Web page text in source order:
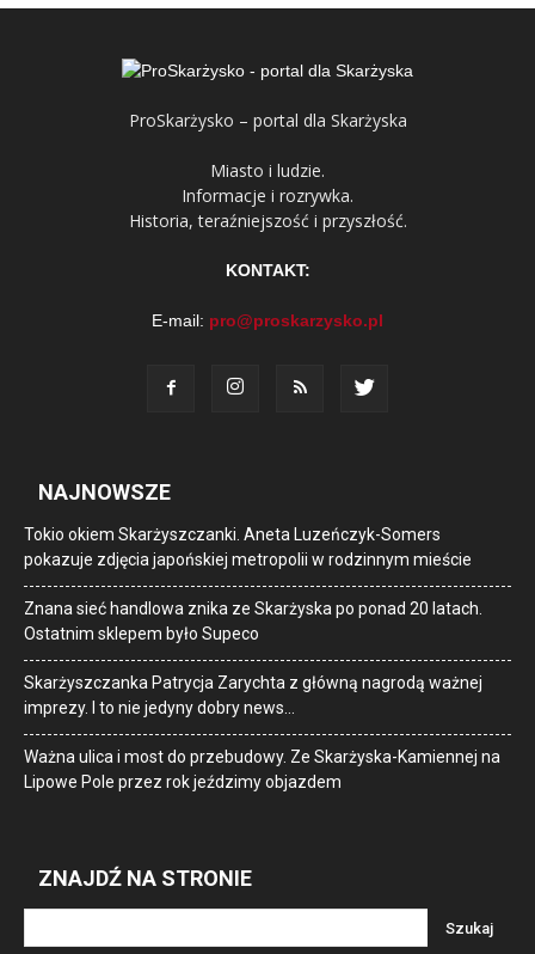
ProSkarżysko – portal dla Skarżyska
Miasto i ludzie.
Informacje i rozrywka.
Historia, teraźniejszość i przyszłość.
KONTAKT:
E-mail: pro@proskarzysko.pl
NAJNOWSZE
Tokio okiem Skarżyszczanki. Aneta Luzeńczyk-Somers
pokazuje zdjęcia japońskiej metropolii w rodzinnym mieście
Znana sieć handlowa znika ze Skarżyska po ponad 20 latach.
Ostatnim sklepem było Supeco
Skarżyszczanka Patrycja Zarychta z główną nagrodą ważnej
imprezy. I to nie jedyny dobry news…
Ważna ulica i most do przebudowy. Ze Skarżyska-Kamiennej na
Lipowe Pole przez rok jeździmy objazdem
ZNAJDŹ NA STRONIE